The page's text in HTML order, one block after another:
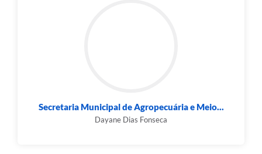
Secretaria Municipal de Agropecuária e Meio...
Dayane Dias Fonseca